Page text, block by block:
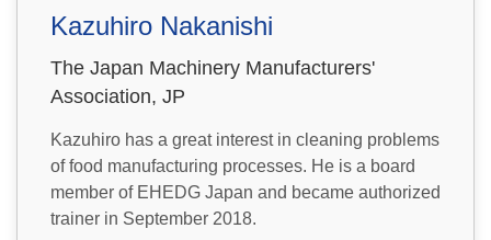
Kazuhiro Nakanishi
The Japan Machinery Manufacturers'
Association, JP
Kazuhiro has a great interest in cleaning problems
of food manufacturing processes. He is a board
member of EHEDG Japan and became authorized
trainer in September 2018.